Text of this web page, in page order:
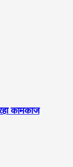
कामकाज